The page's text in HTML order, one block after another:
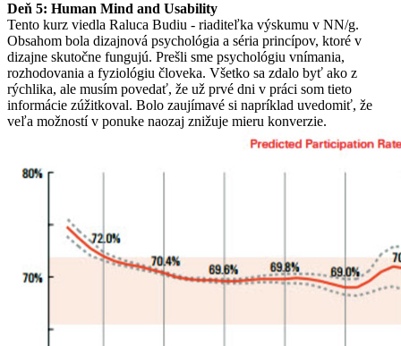
Deň 5: Human Mind and Usability
Tento kurz viedla Raluca Budiu - riaditeľka výskumu v NN/g.
Obsahom bola dizajnová psychológia a séria princípov, ktoré v
dizajne skutočne fungujú. Prešli sme psychológiu vnímania,
rozhodovania a fyziológiu človeka. Všetko sa zdalo byť ako z
rýchlika, ale musím povedať, že už prvé dni v práci som tieto
informácie zúžitkoval. Bolo zaujímavé si napríklad uvedomiť, že
veľa možností v ponuke naozaj znižuje mieru konverzie.